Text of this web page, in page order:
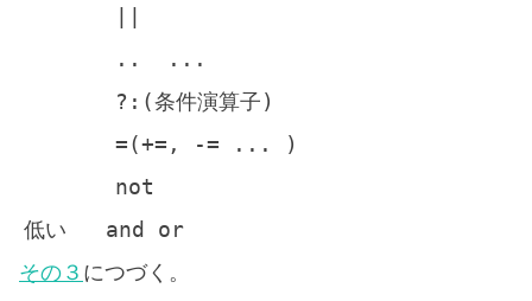
その３ につづく。